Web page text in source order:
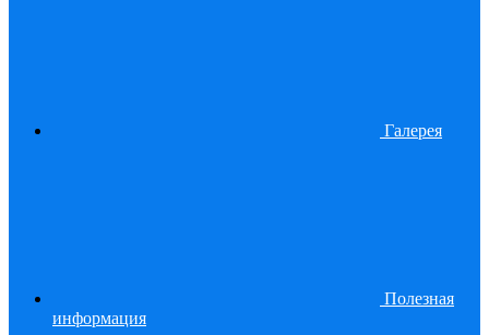
Галерея
Полезная
информация